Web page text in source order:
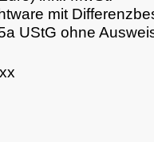
mit
UStG ohne